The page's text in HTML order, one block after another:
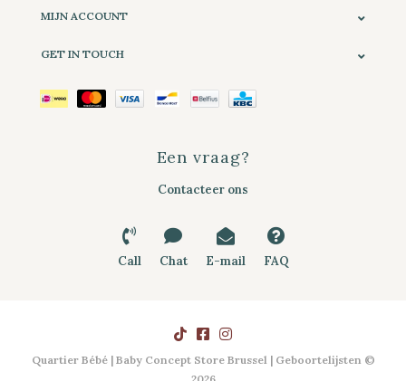
MIJN ACCOUNT
GET IN TOUCH
Een vraag?
Contacteer ons
Call Chat E-mail FAQ
Quartier Bébé | Baby Concept Store Brussel | Geboortelijsten ©